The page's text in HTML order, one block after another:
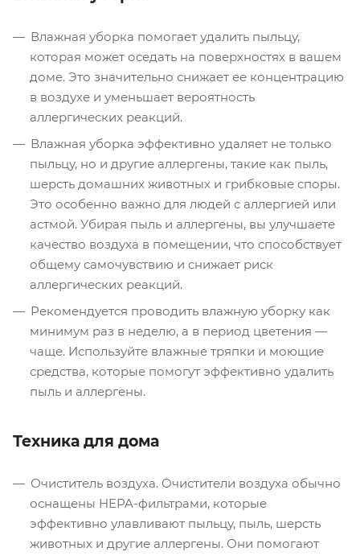
Влажная уборка помогает удалить пыльцу,
которая может оседать на поверхностях в вашем
доме. Это значительно снижает ее концентрацию
в воздухе и уменьшает вероятность
аллергических реакций.
Влажная уборка эффективно удаляет не только
пыльцу, но и другие аллергены, такие как пыль,
шерсть домашних животных и грибковые споры.
Это особенно важно для людей с аллергией или
астмой. Убирая пыль и аллергены, вы улучшаете
качество воздуха в помещении, что способствует
общему самочувствию и снижает риск
аллергических реакций.
Рекомендуется проводить влажную уборку как
минимум раз в неделю, а в период цветения —
чаще. Используйте влажные тряпки и моющие
средства, которые помогут эффективно удалить
пыль и аллергены.
Техника для дома
Очиститель воздуха. Очистители воздуха обычно
оснащены HEPA-фильтрами, которые
эффективно улавливают пыльцу, пыль, шерсть
животных и другие аллергены. Они помогают